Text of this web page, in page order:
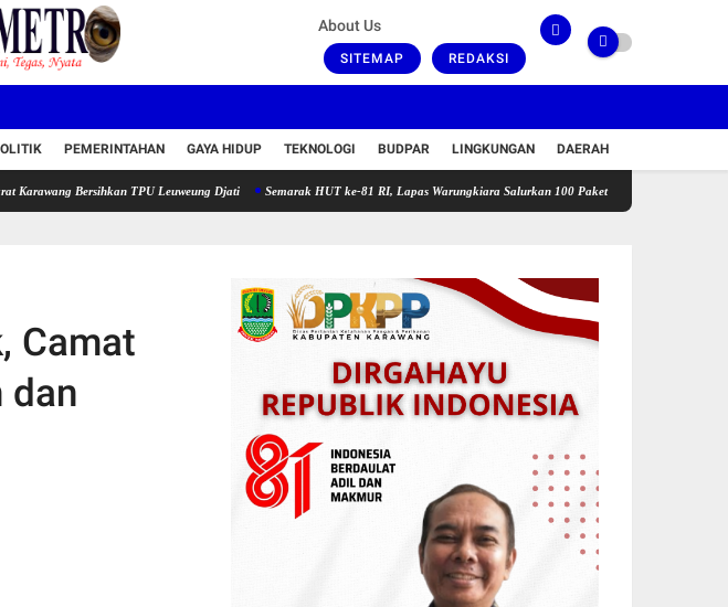
About Us
SITEMAP REDAKSI
PEMERINTAHAN GAYA HIDUP TEKNOLOGI BUDPAR LINGKUNGAN DAERAH
Bersihkan TPU Leuweung Djati Semarak HUT ke-81 RI, Lapas Warungkiara Salurkan 100 Paket Bansos dan Gelar Cek Kesehatan
Camat
dan